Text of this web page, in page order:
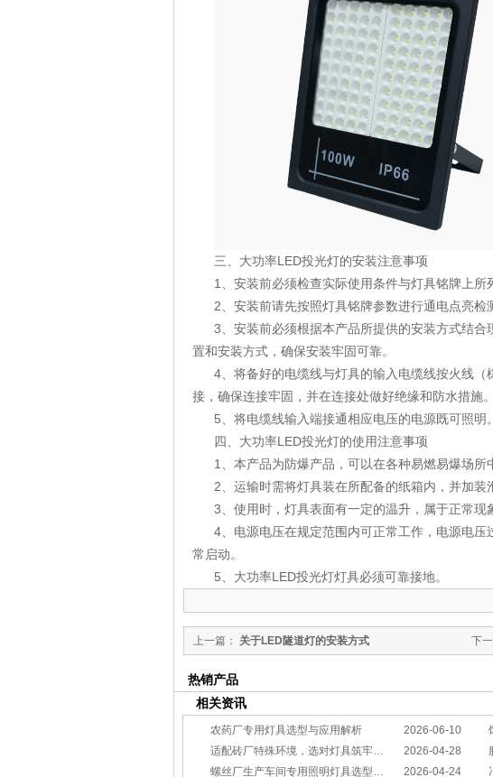
三、大功率LED投光灯的安装注意事项
1、安装前必须检查实际使用条件与灯具铭牌上
2、安装前请先按照灯具铭牌参数进行通电点亮检
3、安装前必须根据本产品所提供的安装方式结
置和安装方式，确保安装牢固可靠。
4、将备好的电缆线与灯具的输入电缆线按火线
接，确保连接牢固，并在连接处做好绝缘和防水措施
5、将电缆线输入端接通相应电压的电源既可照明。
四、大功率LED投光灯的使用注意事项
1、本产品为防爆产品，可以在各种易燃易爆场所
2、运输时需将灯具装在所配备的纸箱内，并加装
3、使用时，灯具表面有一定的温升，属于正常现
4、电源电压在规定范围内可正常工作，电源电
常启动。
5、大功率LED投光灯灯具必须可靠接地。
下一
上一篇： 关于LED隧道灯的安装方式
热销产品
相关资讯
2026-06-10
农药厂专用灯具选型与应用解析
2026-04-28
适配砖厂特殊环境，选对灯具筑牢生产安全线
2026-04-24
螺丝厂生产车间专用照明灯具选型方案